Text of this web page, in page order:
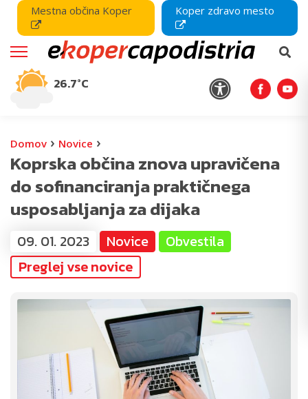
Mestna občina Koper Koper zdravo mesto
26.7°C
Domov › Novice ›
Koprska občina znova upravičena
do sofinanciranja praktičnega
usposabljanja za dijaka
09. 01. 2023 Novice
Obvestila
Preglej vse novice